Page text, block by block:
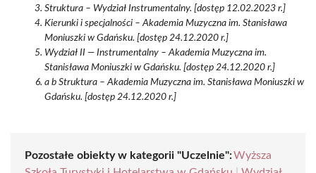
Struktura – Wydział Instrumentalny. [dostęp 12.02.2023 r.]
Kierunki i specjalności – Akademia Muzyczna im. Stanisława
Moniuszki w Gdańsku. [dostęp 24.12.2020 r.]
Wydział II — Instrumentalny – Akademia Muzyczna im.
Stanisława Moniuszki w Gdańsku. [dostęp 24.12.2020 r.]
a b Struktura – Akademia Muzyczna im. Stanisława Moniuszki w
Gdańsku. [dostęp 24.12.2020 r.]
Pozostałe obiekty w kategorii "Uczelnie":Wyższa